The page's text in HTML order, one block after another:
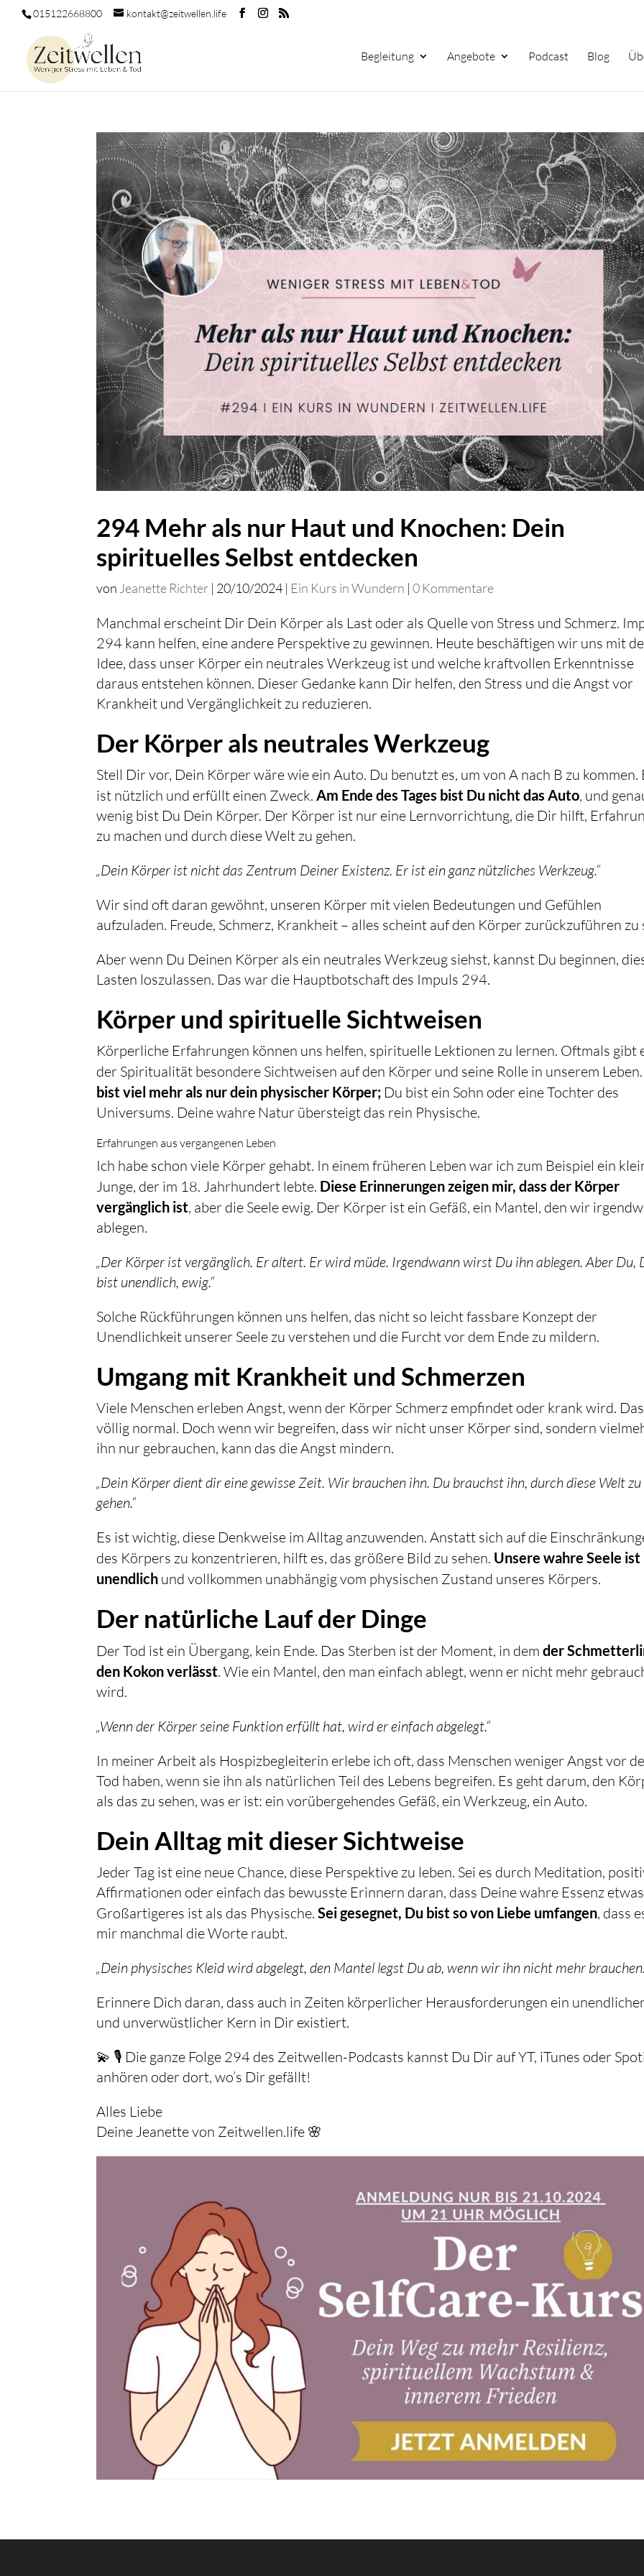
015122668800 kontakt@zeitwellen.life
Begleitung Angebote Podcast Blog
294 Mehr als nur Haut und Knochen: Dein
spirituelles Selbst entdecken
von Jeanette Richter | 20/10/2024 | Ein Kurs in Wundern |0 Kommentare
Manchmal erscheint Dir Dein Körper als Last oder als Quelle von Stress und Schmerz.
294 kann helfen, eine andere Perspektive zu gewinnen. Heute beschäftigen wir uns mit
Idee, dass unser Körper ein neutrales Werkzeug ist und welche kraftvollen Erkenntnisse
daraus entstehen können. Dieser Gedanke kann Dir helfen, den Stress und die Angst vor
Krankheit und Vergänglichkeit zu reduzieren.
Der Körper als neutrales Werkzeug
Stell Dir vor, Dein Körper wäre wie ein Auto. Du benutzt es, um von A nach B zu kommen.
ist nützlich und erfüllt einen Zweck.Am Ende des Tages bist Du nicht das Auto, und
wenig bist Du Dein Körper. Der Körper ist nur eine Lernvorrichtung, die Dir hilft,
zu machen und durch diese Welt zu gehen.
„Dein Körper ist nicht das Zentrum Deiner Existenz. Er ist ein ganz nützliches Werkzeug.“
Wir sind oft daran gewöhnt, unseren Körper mit vielen Bedeutungen und Gefühlen
aufzuladen. Freude, Schmerz, Krankheit – alles scheint auf den Körper zurückzuführen zu
Aber wenn Du Deinen Körper als ein neutrales Werkzeug siehst, kannst Du beginnen,
Lasten loszulassen. Das war die Hauptbotschaft des Impuls 294.
Körper und spirituelle Sichtweisen
Körperliche Erfahrungen können uns helfen, spirituelle Lektionen zu lernen. Oftmals gibt
der Spiritualität besondere Sichtweisen auf den Körper und seine Rolle in unserem Leben.
bist viel mehr als nur dein physischer Körper; Du bist ein Sohn oder eine Tochter des
Universums. Deine wahre Natur übersteigt das rein Physische.
Erfahrungen aus vergangenen Leben
Ich habe schon viele Körper gehabt. In einem früheren Leben war ich zum Beispiel ein
Junge, der im 18. Jahrhundert lebte. Diese Erinnerungen zeigen mir, dass der Körper
vergänglich ist, aber die Seele ewig. Der Körper ist ein Gefäß, ein Mantel, den wir
ablegen.
„Der Körper ist vergänglich. Er altert. Er wird müde. Irgendwann wirst Du ihn ablegen. Aber Du,
bist unendlich, ewig.“
Solche Rückführungen können uns helfen, das nicht so leicht fassbare Konzept der
Unendlichkeit unserer Seele zu verstehen und die Furcht vor dem Ende zu mildern.
Umgang mit Krankheit und Schmerzen
Viele Menschen erleben Angst, wenn der Körper Schmerz empfindet oder krank wird.
völlig normal. Doch wenn wir begreifen, dass wir nicht unser Körper sind, sondern
ihn nur gebrauchen, kann das die Angst mindern.
„Dein Körper dient dir eine gewisse Zeit. Wir brauchen ihn. Du brauchst ihn, durch diese Welt zu
gehen.“
Es ist wichtig, diese Denkweise im Alltag anzuwenden. Anstatt sich auf die
des Körpers zu konzentrieren, hilft es, das größere Bild zu sehen. Unsere wahre Seele ist
unendlich und vollkommen unabhängig vom physischen Zustand unseres Körpers.
Der natürliche Lauf der Dinge
Der Tod ist ein Übergang, kein Ende. Das Sterben ist der Moment, in demder
den Kokon verlässt. Wie ein Mantel, den man einfach ablegt, wenn er nicht mehr
wird.
„Wenn der Körper seine Funktion erfüllt hat, wird er einfach abgelegt.“
In meiner Arbeit als Hospizbegleiterin erlebe ich oft, dass Menschen weniger Angst vor
Tod haben, wenn sie ihn als natürlichen Teil des Lebens begreifen. Es geht darum, den
als das zu sehen, was er ist: ein vorübergehendes Gefäß, ein Werkzeug, ein Auto.
Dein Alltag mit dieser Sichtweise
Jeder Tag ist eine neue Chance, diese Perspektive zu leben. Sei es durch Meditation,
Affirmationen oder einfach das bewusste Erinnern daran, dass Deine wahre Essenz etwas
Großartigeres ist als das Physische.Sei gesegnet, Du bist so von Liebe umfangen, dass
mir manchmal die Worte raubt.
„Dein physisches Kleid wird abgelegt, den Mantel legst Du ab, wenn wir ihn nicht mehr
Erinnere Dich daran, dass auch in Zeiten körperlicher Herausforderungen ein
und unverwüstlicher Kern in Dir existiert.
💫 🎙️ Die ganze Folge 294 des Zeitwellen-Podcasts kannst Du Dir auf YT, iTunes oder
anhören oder dort, wo’s Dir gefällt!
Alles Liebe
Deine Jeanette von Zeitwellen.life 🌸